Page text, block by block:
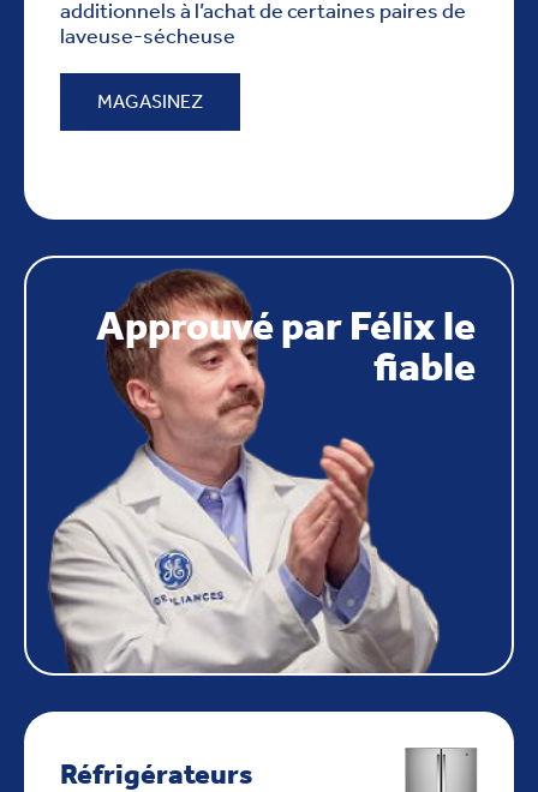
additionnels à l’achat de certaines paires de
laveuse-sécheuse
MAGASINEZ
Approuvé par Félix le
fiable
Réfrigérateurs